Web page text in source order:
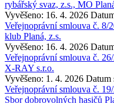
rybářský svaz, z.s., MO
Vyvěšeno: 16. 4. 2026
Veřejnoprávní smlouva č. 8/
klub Planá, z.s.
Vyvěšeno: 16. 4. 2026
Veřejnoprávní smlouva č.
X-RAY s.r.o.
Vyvěšeno: 1. 4. 2026 Datum
Veřejnoprávní smlouva č.
Sbor dobrovolných hasičů